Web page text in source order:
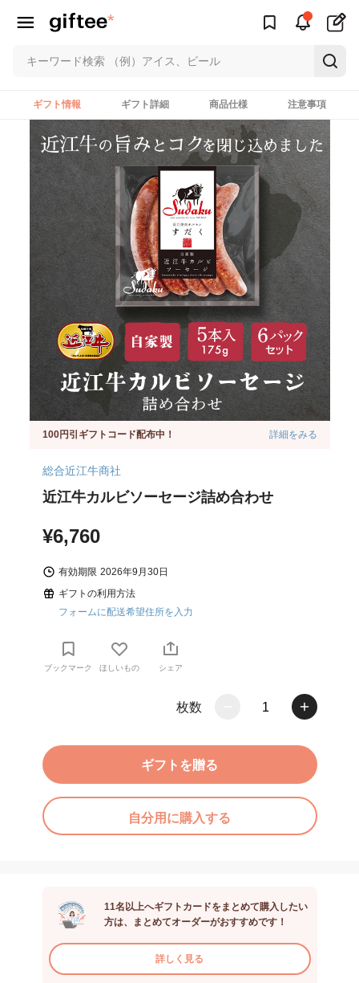
ギフト情報 ギフト詳細 商品仕様 注意事項
100円引ギフトコード配布中！ 詳細をみる
総合近江牛商社
近江牛カルビソーセージ詰め合わせ
¥6,760
有効期限 2026年9月30日
ギフトの利用方法
フォームに配送希望住所を入力
ブックマーク ほしいもの シェア
枚数 1
ギフトを贈る
自分用に購入する
11名以上へギフトカードをまとめて購入したい
方は、まとめてオーダーがおすすめです！
詳しく見る